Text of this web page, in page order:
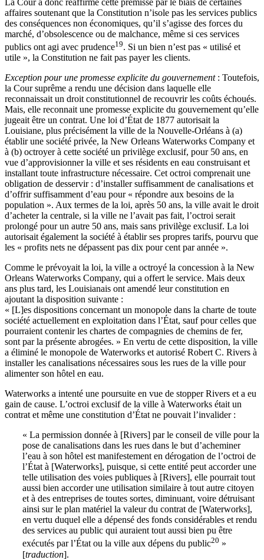
La Cour a donc réaffirmé cette prémisse par le biais de certaines
affaires soutenant que la Constitution n’isole pas les services publics
des conséquences non économiques, qu’il s’agisse des forces du
marché, d’obsolescence ou de malchance, même si ces services
publics ont agi avec prudence19. Si un bien n’est pas « utilisé et
utile », la Constitution ne fait pas payer les clients.
Exception pour une promesse explicite du gouvernement : Toutefois,
la Cour suprême a rendu une décision dans laquelle elle
reconnaissait un droit constitutionnel de recouvrir les coûts échoués.
Mais, elle reconnait une promesse explicite du gouvernement qu’elle
jugeait être un contrat. Une loi d’État de 1877 autorisait la
Louisiane, plus précisément la ville de la Nouvelle-Orléans à (a)
établir une société privée, la New Orleans Waterworks Company et
à (b) octroyer à cette société un privilège exclusif, pour 50 ans, en
vue d’approvisionner la ville et ses résidents en eau construisant et
installant toute infrastructure nécessaire. Cet octroi comprenait une
obligation de desservir : d’installer suffisamment de canalisations et
d’offrir suffisamment d’eau pour « répondre aux besoins de la
population ». Aux termes de la loi, après 50 ans, la ville avait le droit
d’acheter la centrale, si la ville ne l’avait pas fait, l’octroi serait
prolongé pour un autre 50 ans, mais sans privilège exclusif. La loi
autorisait également la société à établir ses propres tarifs, pourvu que
les « profits nets ne dépassent pas dix pour cent par année ».
Comme le prévoyait la loi, la ville a octroyé la concession à la New
Orleans Waterworks Company, qui a offert le service. Mais deux
ans plus tard, les Louisianais ont amendé leur constitution en
ajoutant la disposition suivante :
« [L]es dispositions concernant un monopole dans la charte de toute
société actuellement en exploitation dans l’État, sauf pour celles que
pourraient contenir les chartes de compagnies de chemins de fer,
sont par la présente abrogées. » En vertu de cette disposition, la ville
a éliminé le monopole de Waterworks et autorisé Robert C. Rivers à
installer les canalisations nécessaires sous les rues de la ville pour
alimenter son hôtel en eau.
Waterworks a intenté une poursuite en vue de stopper Rivers et a eu
gain de cause. L’octroi exclusif de la ville à Waterworks était un
contrat et même une constitution d’État ne pouvait l’invalider :
« La permission donnée à [Rivers] par le conseil de ville pour la
pose de canalisations dans les rues dans le but d’acheminer
l’eau à son hôtel est manifestement en dérogation de l’octroi de
l’État à [Waterworks], puisque, si cette entité peut accorder une
telle utilisation des voies publiques à [Rivers], elle pourrait tout
aussi bien accorder une utilisation similaire à tout autre citoyen
et à des entreprises de toutes sortes, diminuant, voire détruisant
ainsi sur le plan matériel la valeur du contrat de [Waterworks],
en vertu duquel elle a dépensé des fonds considérables et rendu
des services au public qui auraient tout aussi bien pu être
exécutés par l’État ou la ville aux dépens du public20 »
[traduction].